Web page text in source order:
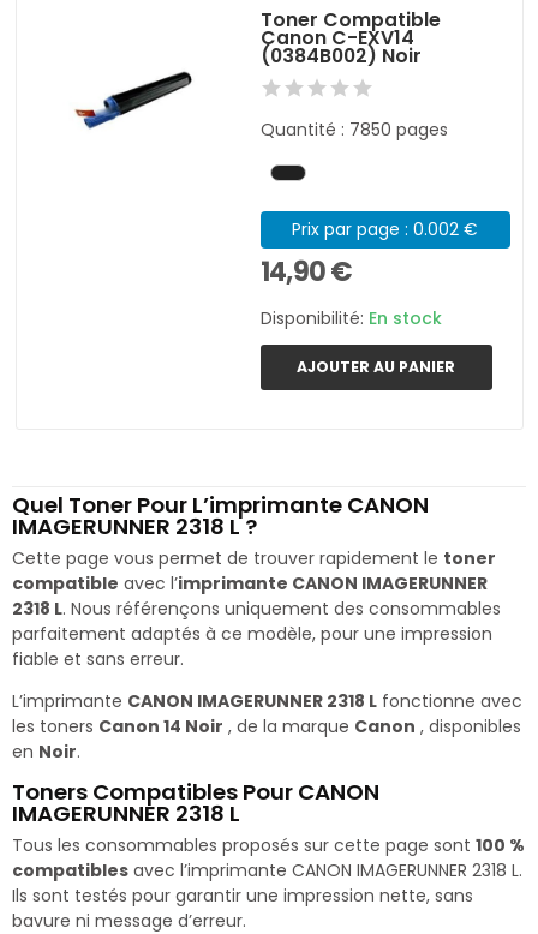
Toner Compatible
Canon C-EXV14
(0384B002) Noir
Quantité : 7850 pages
Prix par page : 0.002 €
14,90 €
Disponibilité: En stock
AJOUTER AU PANIER
Quel Toner Pour L’imprimante CANON
IMAGERUNNER 2318 L ?
Cette page vous permet de trouver rapidement le toner
compatible avec l’imprimante CANON IMAGERUNNER
2318 L. Nous référençons uniquement des consommables
parfaitement adaptés à ce modèle, pour une impression
fiable et sans erreur.
L’imprimante CANON IMAGERUNNER 2318 L fonctionne avec
les toners Canon 14 Noir , de la marque Canon , disponibles
en Noir.
Toners Compatibles Pour CANON
IMAGERUNNER 2318 L
Tous les consommables proposés sur cette page sont 100 %
compatibles avec l’imprimante CANON IMAGERUNNER 2318 L.
Ils sont testés pour garantir une impression nette, sans
bavure ni message d’erreur.